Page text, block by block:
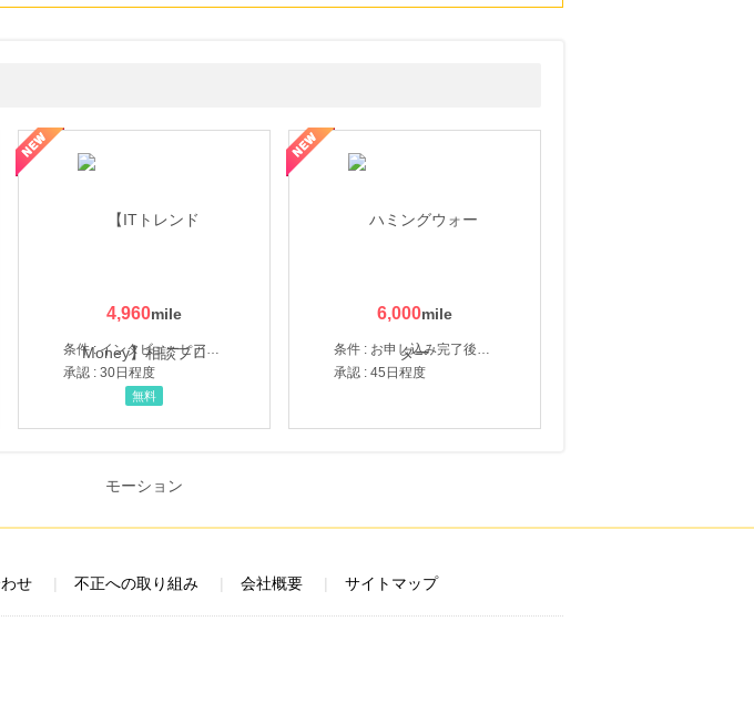
4,960
条件 : インタビューヒアリング完了
承認 : 30日程度
無料
6,000
条件 : お申し込み完了後、決済登録完了と1ヶ月以内のサーバー初回設置。
承認 : 45日程度
せ 不正への取り組み 会社概要 サイトマップ